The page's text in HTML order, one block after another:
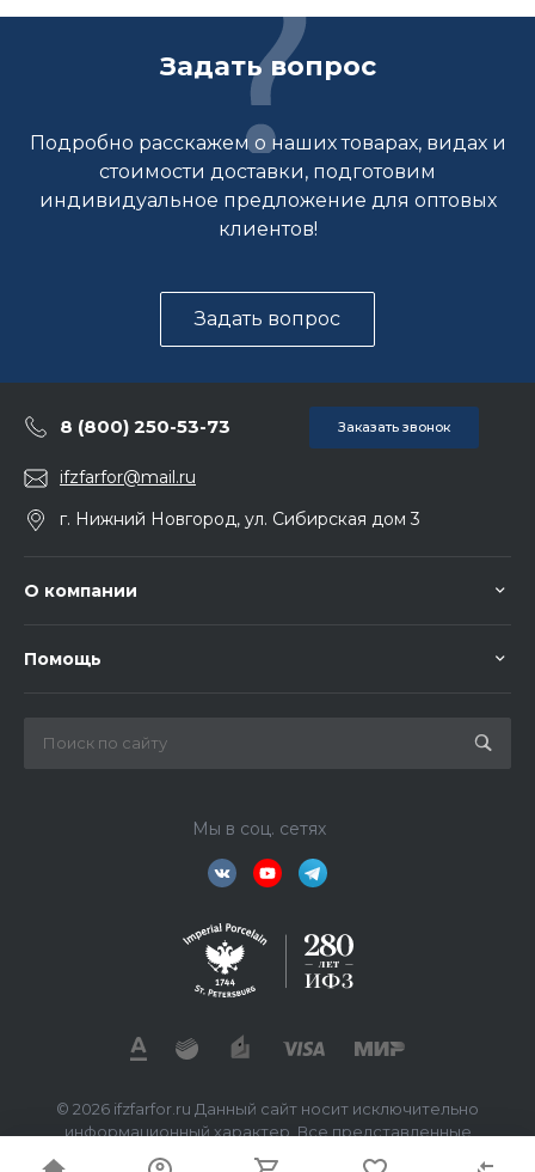
Задать вопрос
Подробно расскажем о наших товарах, видах и
стоимости доставки, подготовим
индивидуальное предложение для оптовых
клиентов!
Задать вопрос
8 (800) 250-53-73 Заказать звонок
ifzfarfor@mail.ru
г. Нижний Новгород, ул. Сибирская дом 3
О компании
Помощь
Мы в соц. сетях
© 2026 ifzfarfor.ru Данный сайт носит исключительно
информационный характер. Все представленные
предложения не являются офертой, определяемой